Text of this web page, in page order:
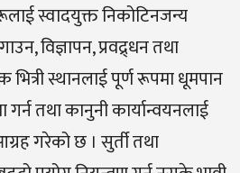
स्वादयुक्त निकोटिनजन्य
विज्ञापन, प्रवद्र्धन तथा
भित्री स्थानलाई पूर्ण रूपमा धूमपान
गर्न तथा कानुनी कार्यान्वयनलाई
गरेको छ । सुर्ती तथा